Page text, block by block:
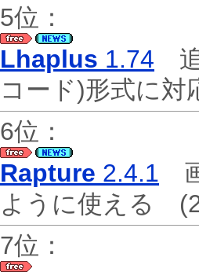
5位：
Lhaplus 1.74
コード)形式に
6位：
Rapture 2.4.1
ように使える
7位：